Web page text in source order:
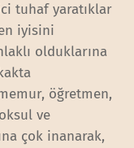
tuhaf yaratıklar
iyisini
olduklarına
öğretmen,
ve
çok inanarak,